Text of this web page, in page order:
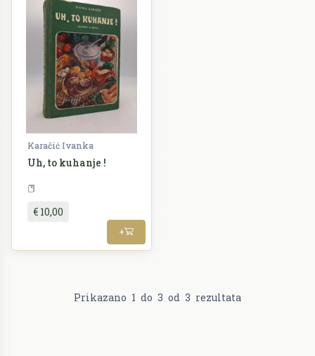
Karačić Ivanka
Uh, to kuhanje !
€ 10,00
+
Prikazano 1 do 3 od 3 rezultata